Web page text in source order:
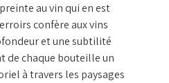
au vin qui en est
confère aux vins
et une subtilité
de chaque bouteille un
à travers les paysages